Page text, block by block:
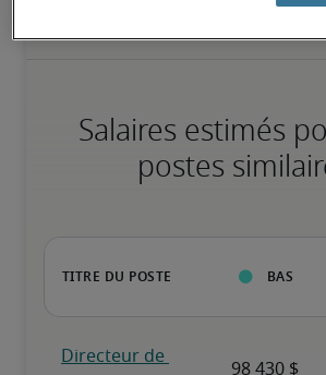
Salaires estimés
postes